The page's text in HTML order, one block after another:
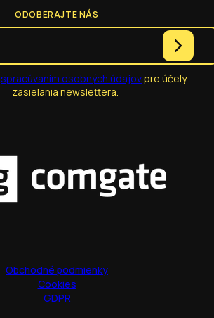
ODOBERAJTE NÁS
spracúvaním osobných údajovpre účely
zasielania newslettera.
Obchodné podmienky
Cookies
GDPR